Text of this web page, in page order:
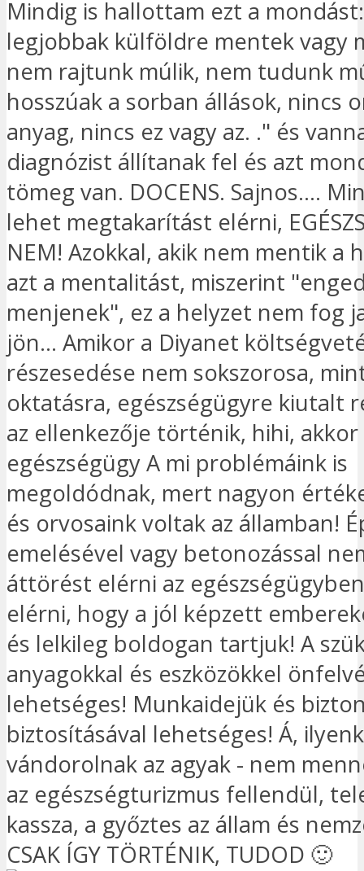
Mindig is hallottam ezt a
legjobbak külföldre mentek vagy
nem rajtunk múlik, nem tudunk
hosszúak a sorban állások, nincs
anyag, nincs ez vagy az. ." és
diagnózist állítanak fel és azt
tömeg van. DOCENS. Sajnos....
lehet megtakarítást elérni,
NEM! Azokkal, akik nem mentik a
azt a mentalitást, miszerint
menjenek", ez a helyzet nem fog
jön... Amikor a Diyanet
részesedése nem sokszorosa,
oktatásra, egészségügyre kiutalt
az ellenkezője történik, hihi, akkor
egészségügy A mi problémáink is
megoldódnak, mert nagyon
és orvosaink voltak az államban!
emelésével vagy betonozással
áttörést elérni az
elérni, hogy a jól képzett
és lelkileg boldogan tartjuk! A
anyagokkal és eszközökkel
lehetséges! Munkaidejük és
biztosításával lehetséges! Á,
vándorolnak az agyak - nem
az egészségturizmus fellendül,
kassza, a győztes az állam és
CSAK ÍGY TÖRTÉNIK, TUDOD 🙂